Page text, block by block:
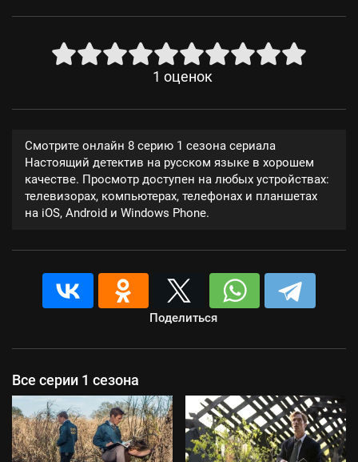
1 оценок
Смотрите онлайн 8 серию 1 сезона сериала
Настоящий детектив на русском языке в хорошем
качестве. Просмотр доступен на любых устройствах:
телевизорах, компьютерах, телефонах и планшетах
на iOS, Android и Windows Phone.
Поделиться
Все серии 1 сезона